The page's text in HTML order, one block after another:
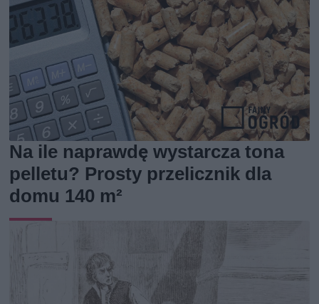
Na ile naprawdę wystarcza tona
pelletu? Prosty przelicznik dla
domu 140 m²